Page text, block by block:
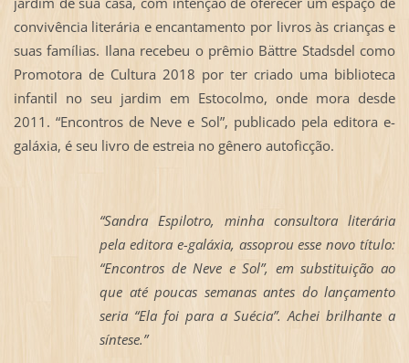
convivência literária e encantamento por livros às crianças e
suas famílias. Ilana recebeu o prêmio Bättre Stadsdel como
Promotora de Cultura 2018 por ter criado uma biblioteca
infantil no seu jardim em Estocolmo, onde mora desde
2011. “Encontros de Neve e Sol”, publicado pela editora e-
galáxia, é seu livro de estreia no gênero autoficção.
“Sandra Espilotro, minha consultora literária
pela editora e-galáxia, assoprou esse novo título:
“Encontros de Neve e Sol”, em substituição ao
que até poucas semanas antes do lançamento
seria “Ela foi para a Suécia”. Achei brilhante a
síntese.”